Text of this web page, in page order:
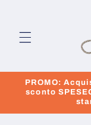
PROMO:
sconto